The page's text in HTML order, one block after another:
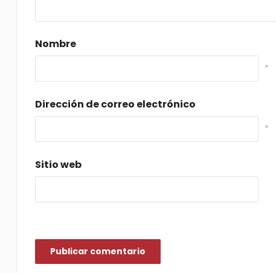
Nombre
*
Dirección de correo electrónico
*
Sitio web